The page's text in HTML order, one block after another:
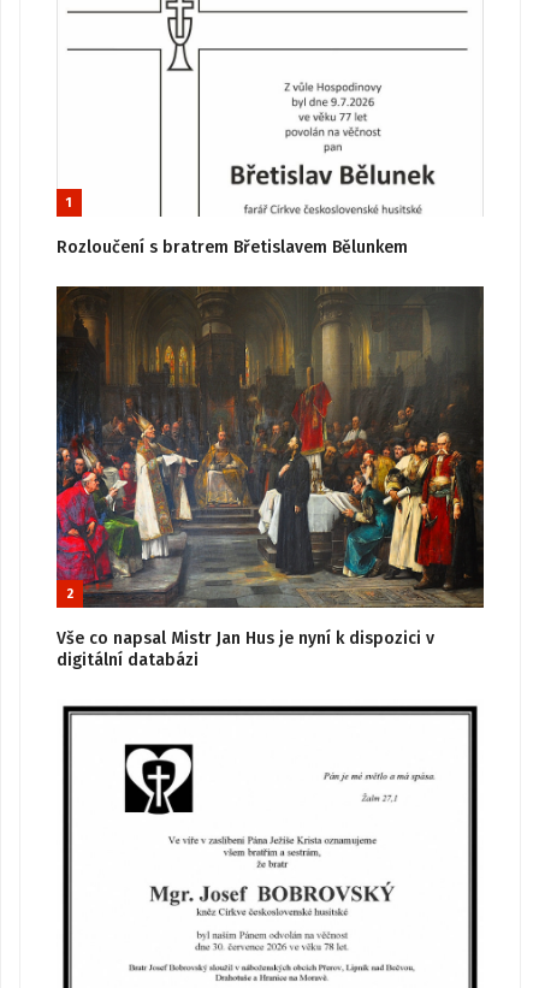
1
Rozloučení s bratrem Břetislavem Bělunkem
2
Vše co napsal Mistr Jan Hus je nyní k dispozici v
digitální databázi